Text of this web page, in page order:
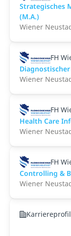
Strategisches
(M.A.)
Wiener
FH
Wiener
FH
Health Care
Wiener
FH
Controlling &
Wiener